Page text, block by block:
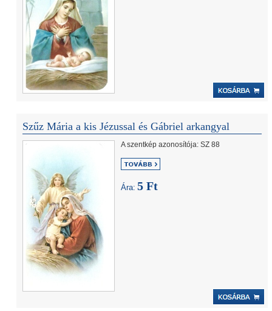
Szűz Mária a kis Jézussal és Gábriel arkangyal
A szentkép azonosítója: SZ 88
Ára: 5 Ft